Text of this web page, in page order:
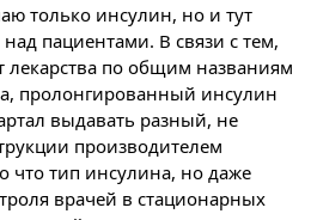
только инсулин, но и тут
пациентами. В связи с тем,
лекарства по общим названиям
пролонгированный инсулин
выдавать разный, не
производителем
что тип инсулина, но даже
врачей в стационарных